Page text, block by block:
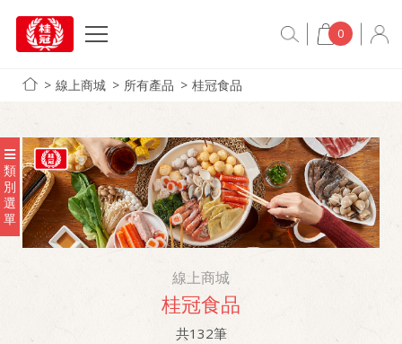
0
線上商城 所有產品 桂冠食品
類
別
選
單
線上商城
桂冠食品
共132筆